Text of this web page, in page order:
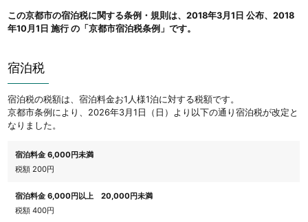
この京都市の宿泊税に関する条例・規則は、2018年3月1日 公布、2018
年10月1日 施行 の「京都市宿泊税条例」です。
宿泊税
宿泊税の税額は、宿泊料金お1人様1泊に対する税額です。
京都市条例により、2026年3月1日（日）より以下の通り宿泊税が改定と
なりました。
宿泊料金 6,000円未満
税額 200円
宿泊料金 6,000円以上 20,000円未満
税額 400円